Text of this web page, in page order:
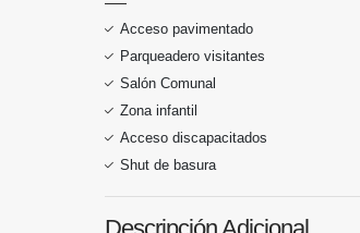
Acceso pavimentado
Parqueadero visitantes
Salón Comunal
Zona infantil
Acceso discapacitados
Shut de basura